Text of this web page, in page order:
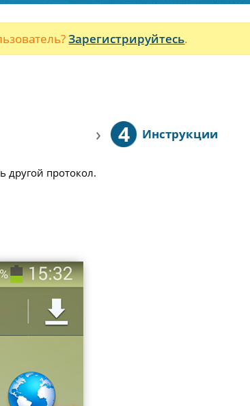
Зарегистрируйтесь.
› 4 Инструкции
другой протокол.